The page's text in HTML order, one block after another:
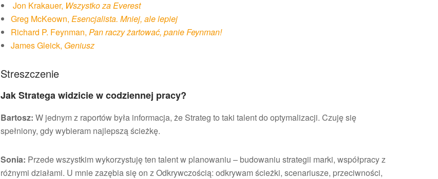
Jon Krakauer, Wszystko za Everest
Greg McKeown, Esencjalista. Mniej, ale lepiej
Richard P. Feynman, Pan raczy żartować, panie Feynman!
James Gleick, Geniusz
Streszczenie
Jak Stratega widzicie w codziennej pracy?
Bartosz: W jednym z raportów była informacja, że Strateg to taki talent do optymalizacji. Czuję się
spełniony, gdy wybieram najlepszą ścieżkę.
Sonia: Przede wszystkim wykorzystuję ten talent w planowaniu – budowaniu strategii marki, współpracy z
różnymi działami. U mnie zazębia się on z Odkrywczością: odkrywam ścieżki, scenariusze, przeciwności,